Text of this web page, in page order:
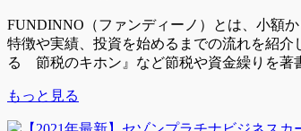
FUNDINNO（ファンディーノ）とは、小額
特徴や実績、投資を始めるまでの流れを紹
る 節税のキホン』など節税や資金繰りを著
もっと見る